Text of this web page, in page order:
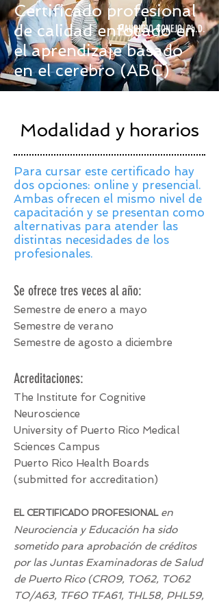
Certificado profesional
de calidad enfocado en
el aprendizaje basado
en el cerebro (ABC)
MAURICIO CONEJO, Ph.D.
Modalidad y horarios
Para cursar este certificado hay
dos opciones: online y presencial.
Ambas ofrecen el mismo nivel de
capacitación y se presentan como
alternativas para atender las
distintas necesidades de los
profesionales.
Se ofrece tres veces al año:
Semestre de enero a mayo
Semestre de verano
Semestre de agosto a diciembre
Acreditaciones:
The Institute for Cognitive
Neuroscience
University of Puerto Rico Medical
Sciences Campus
Puerto Rico Health Boards
(submitted for accreditation)
EL CERTIFICADO PROFESIONALen
Neurociencia y Educación ha sido
sometido para aprobación de créditos
por las Juntas Examinadoras de Salud
de Puerto Rico (CR09, TO62, TO62
TO/A63, TF60 TFA61, THL58, PHL59,